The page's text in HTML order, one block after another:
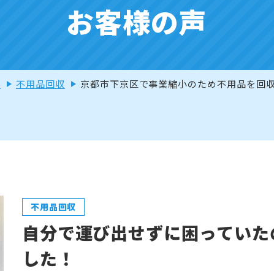
お客様の声
不用品回収 京都市下京区で事業縮小のため不用品を回
不用品回収
自分で運び出せずに困ってい
した！